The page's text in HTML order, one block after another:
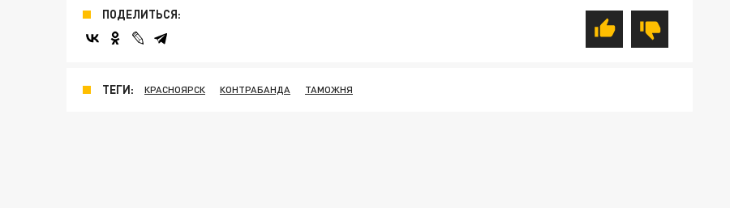
ПОДЕЛИТЬСЯ:
ТЕГИ: КРАСНОЯРСК КОНТРАБАНДА ТАМОЖНЯ